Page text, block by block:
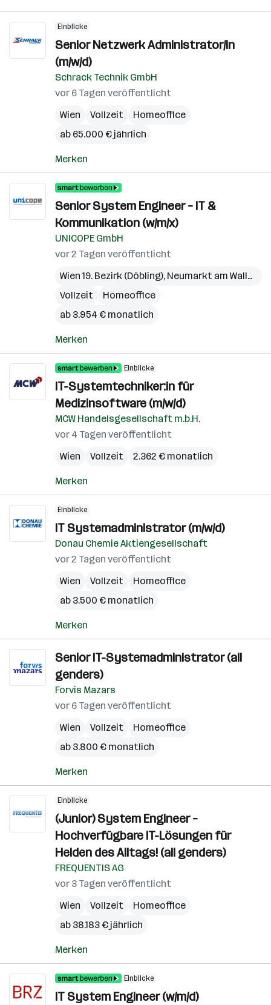
Einblicke
Senior Netzwerk Administrator/in
(m/w/d)
Schrack Technik GmbH
vor 6 Tagen veröffentlicht
Wien
Vollzeit
Homeoffice
ab 65.000 € jährlich
Merken
Senior System Engineer – IT &
Kommunikation (w/m/x)
UNICOPE GmbH
vor 2 Tagen veröffentlicht
Wien 19. Bezirk (Döbling), Neumarkt am Wallersee
Vollzeit
Homeoffice
ab 3.954 € monatlich
Merken
Einblicke
IT-Systemtechniker:in für
Medizinsoftware (m/w/d)
MCW Handelsgesellschaft m.b.H.
vor 4 Tagen veröffentlicht
Wien
Vollzeit 2.362 € monatlich
Merken
Einblicke
IT Systemadministrator (m/w/d)
Donau Chemie Aktiengesellschaft
vor 2 Tagen veröffentlicht
Wien
Vollzeit
Homeoffice
ab 3.500 € monatlich
Merken
Senior IT-Systemadministrator (all
genders)
Forvis Mazars
vor 6 Tagen veröffentlicht
Wien
Vollzeit
Homeoffice
ab 3.800 € monatlich
Merken
Einblicke
(Junior) System Engineer –
Hochverfügbare IT-Lösungen für
Helden des Alltags! (all genders)
FREQUENTIS AG
vor 3 Tagen veröffentlicht
Wien
Vollzeit
Homeoffice
ab 38.183 € jährlich
Merken
Einblicke
IT System Engineer (w/m/d)